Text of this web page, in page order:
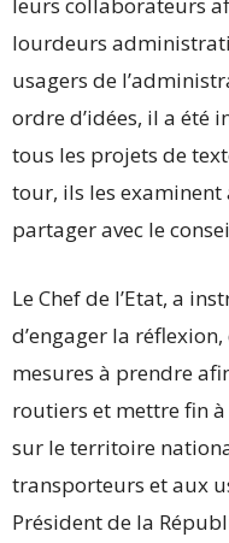
lourdeurs
usagers de
ordre d’idées, il a été
tous les projets de
tour, ils les
partager avec le
Le Chef de l’Etat, a
d’engager la
mesures à prendre
routiers et mettre fin
sur le territoire
transporteurs et aux
Président de la